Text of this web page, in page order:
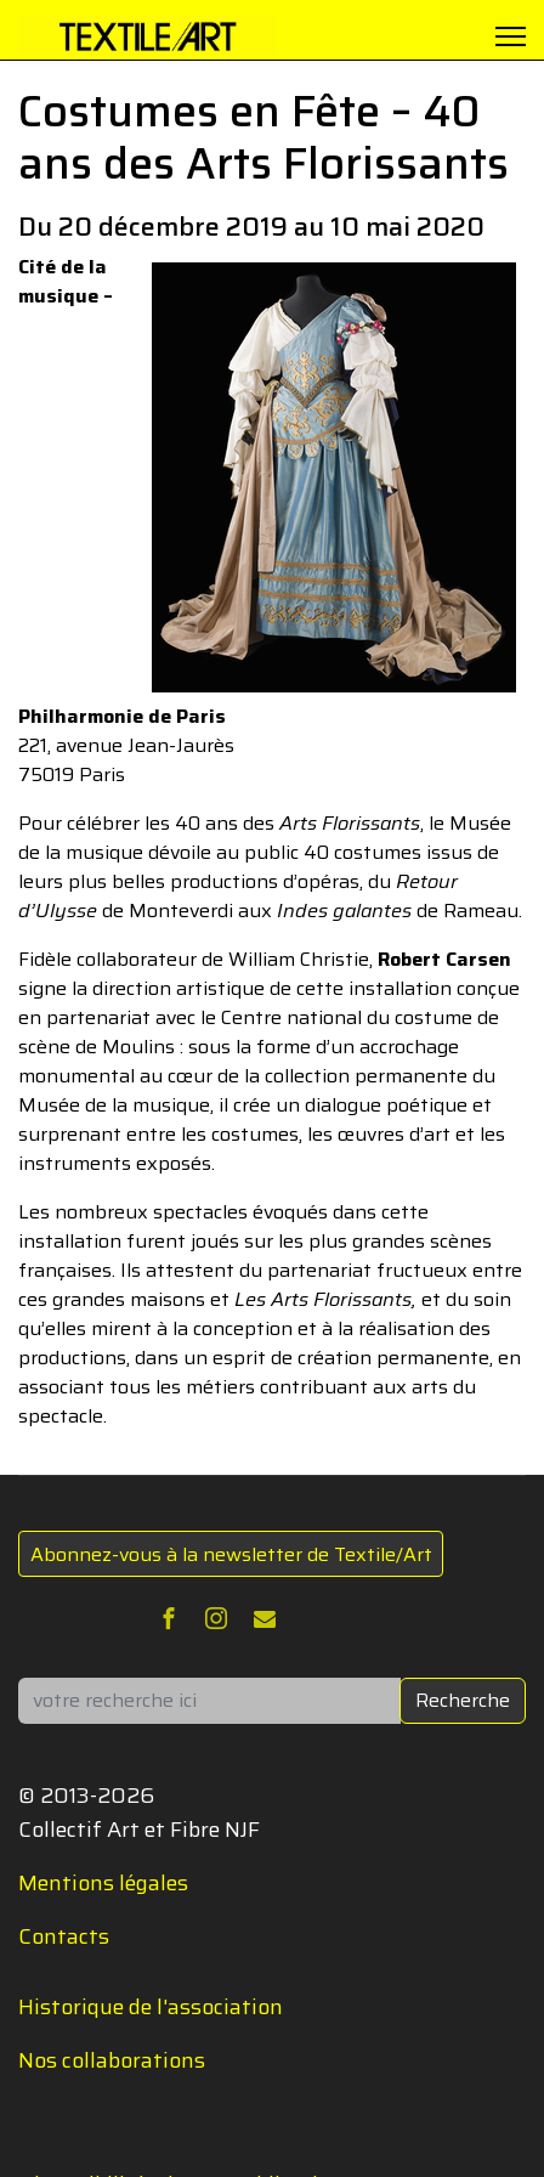
Costumes en Fête – 40
ans des Arts Florissants
Du 20 décembre 2019 au 10 mai 2020
Cité de la
musique –
Philharmonie de Paris
221, avenue Jean-Jaurès
75019 Paris
Pour célébrer les 40 ans desArts Florissants, le Musée
de la musique dévoile au public 40 costumes issus de
leurs plus belles productions d’opéras, du Retour
d’Ulyssede Monteverdi aux Indes galantesde Rameau.
Fidèle collaborateur de William Christie, Robert Carsen
signe la direction artistique de cette installation conçue
en partenariat avec le Centre national du costume de
scène de Moulins : sous la forme d’un accrochage
monumental au cœur de la collection permanente du
Musée de la musique, il crée un dialogue poétique et
surprenant entre les costumes, les œuvres d’art et les
instruments exposés.
Les nombreux spectacles évoqués dans cette
installation furent joués sur les plus grandes scènes
françaises. Ils attestent du partenariat fructueux entre
ces grandes maisons et Les Arts Florissants, et du soin
qu’elles mirent à la conception et à la réalisation des
productions, dans un esprit de création permanente, en
associant tous les métiers contribuant aux arts du
spectacle.
Abonnez-vous à la newsletter de Textile/Art
Rechercher Recherche
© 2013-2026
Collectif Art et Fibre NJF
Mentions légales
Contacts
Historique de l'association
Nos collaborations